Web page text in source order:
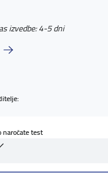
izvedbe: 4-5 dni
test